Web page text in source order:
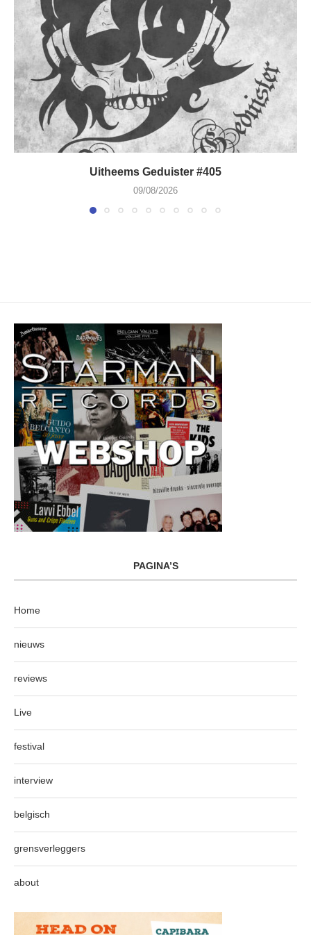
Uitheems Geduister #405
09/08/2026
PAGINA’S
Home
nieuws
reviews
Live
festival
interview
belgisch
grensverleggers
about